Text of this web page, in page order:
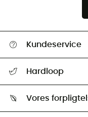
Kundeservice
Returnering &
Hardloop
Vores